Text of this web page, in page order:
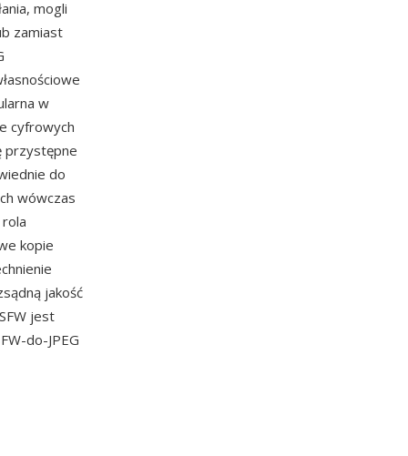
mogli
zamiast
w
cyfrowych
przystępne
do
wówczas
kopie
jakość
jest
do-JPEG